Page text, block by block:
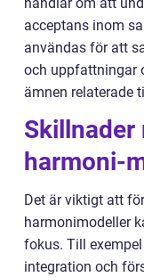
handlar om att
acceptans inom
användas för att
och uppfattningar
ämnen relaterade
Skillnader
harmoni-
Det är viktigt att
harmonimodeller
fokus. Till
integration och